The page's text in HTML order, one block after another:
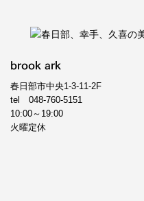
brook ark
春日部市中央1-3-11-2F
tel 048-760-5151
10:00～19:00
火曜定休